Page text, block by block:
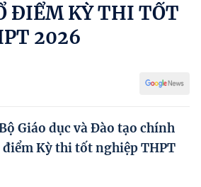
chính sách
và doanh nghiệp dân tộc
ĐIỂM KỲ THI TỐT
2026
Giáo dục và Đào tạo chính
Kỳ thi tốt nghiệp THPT